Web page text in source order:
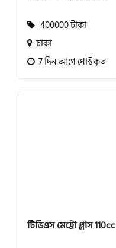
400000 টাকা
ঢাকা
7 দিন আগে পোস্টকৃত
টিভিএস মেট্রো প্লাস 110cc